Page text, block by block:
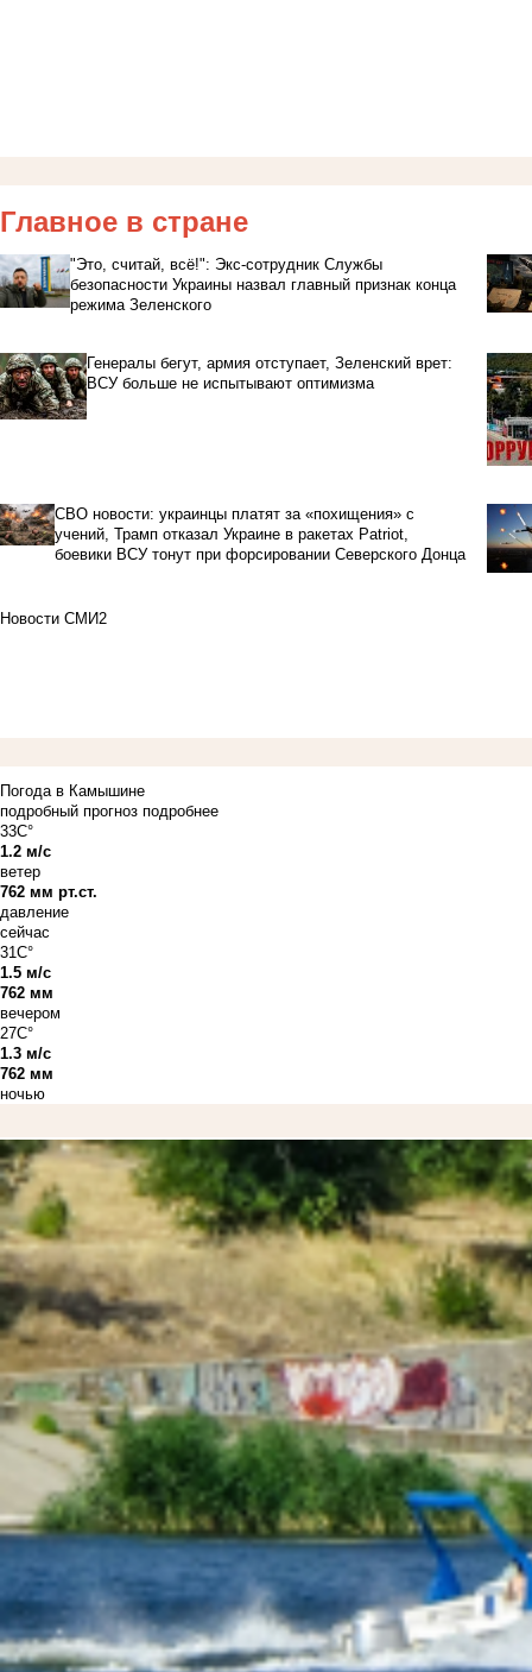
Главное в стране
"Это, считай, всё!": Экс-сотрудник Службы
безопасности Украины назвал главный признак конца
режима Зеленского
Генералы бегут, армия отступает, Зеленский врет:
ВСУ больше не испытывают оптимизма
СВО новости: украинцы платят за «похищения» с
учений, Трамп отказал Украине в ракетах Patriot,
боевики ВСУ тонут при форсировании Северского Донца
Новости СМИ2
Погода в Камышине
подробный прогноз подробнее
33C°
1.2 м/с
ветер
762 мм рт.ст.
давление
сейчас
31C°
1.5 м/с
762 мм
вечером
27C°
1.3 м/с
762 мм
ночью